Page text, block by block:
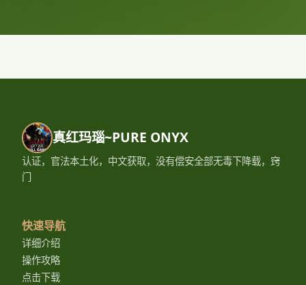
真红玛瑙~PURE ONYX
认证，官法本土化，中文获取，没有偿安全部无毒下降载，窍
门
快速导航
详细介绍
操作攻略
点击下载